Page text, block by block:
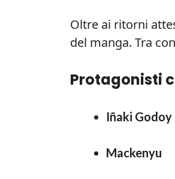
Oltre ai ritorni
del manga. Tra
Protagonisti
Iñaki Godoy
Mackenyu